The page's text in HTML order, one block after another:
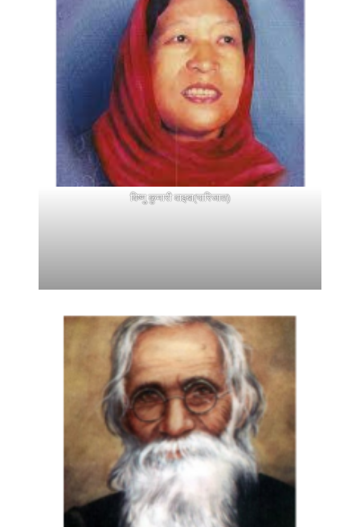
विष्णु कुमारी वाइबा(पारिजात)